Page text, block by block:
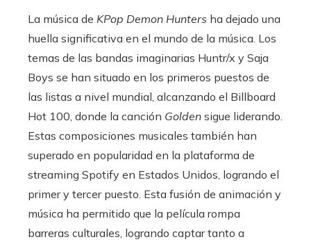
La música de KPop Demon Hunters ha dejado una
huella significativa en el mundo de la música. Los
temas de las bandas imaginarias Huntr/x y Saja
Boys se han situado en los primeros puestos de
las listas a nivel mundial, alcanzando el Billboard
Hot 100, donde la canción Golden sigue liderando.
Estas composiciones musicales también han
superado en popularidad en la plataforma de
streaming Spotify en Estados Unidos, logrando el
primer y tercer puesto. Esta fusión de animación y
música ha permitido que la película rompa
barreras culturales, logrando captar tanto a